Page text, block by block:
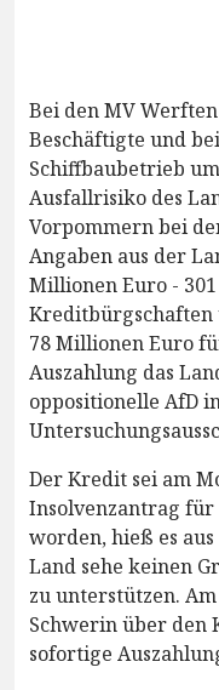
Bei den MV
Beschäftigte und
Schiffbaubetrieb
Ausfallrisiko des
Vorpommern bei
Angaben aus der
Millionen Euro -
Kreditbürgschaften
78 Millionen Euro
Auszahlung das
oppositionelle AfD
Der Kredit sei am
Insolvenzantrag
worden, hieß es
Land sehe keinen
zu unterstützen.
Schwerin über den
sofortige